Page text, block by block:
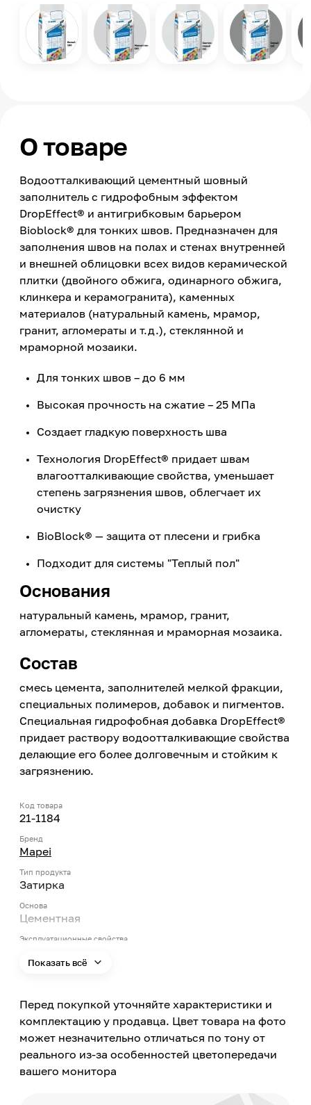
О товаре
Водоотталкивающий цементный шовный
заполнитель с гидрофобным эффектом
DropEffect® и антигрибковым барьером
Bioblock® для тонких швов. Предназначен для
заполнения швов на полах и стенах внутренней
и внешней облицовки всех видов керамической
плитки (двойного обжига, одинарного обжига,
клинкера и керамогранита), каменных
материалов (натуральный камень, мрамор,
гранит, агломераты и т.д.), стеклянной и
мраморной мозаики.
Для тонких швов – до 6 мм
Высокая прочность на сжатие – 25 МПа
Создает гладкую поверхность шва
Технология DropEffect® придает швам
влагоотталкивающие свойства, уменьшает
степень загрязнения швов, облегчает их
очистку
BioBlock® — защита от плесени и грибка
Подходит для системы "Теплый пол"
Основания
натуральный камень, мрамор, гранит,
агломераты, стеклянная и мраморная мозаика.
Состав
смесь цемента, заполнителей мелкой фракции,
специальных полимеров, добавок и пигментов.
Специальная гидрофобная добавка DropEffect®
придает раствору водоотталкивающие свойства
делающие его более долговечным и стойким к
загрязнению.
Код товара
21-1184
Бренд
Mapei
Тип продукта
Затирка
Основа
Цементная
Эксплуатационные свойства
Грязеотталкивающие свойства, Защита от
Цвет
Коричневый
Цвет заявленный производителем
Коричневый
Номер цвета
Показать всё
Перед покупкой уточняйте характеристики и
комплектацию у продавца. Цвет товара на фото
может незначительно отличаться по тону от
реального из-за особенностей цветопередачи
вашего монитора